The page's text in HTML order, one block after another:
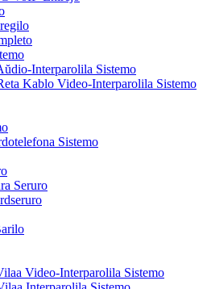
Interparolila Sistemo
Kablo Video-Interparolila Sistemo
Sistemo
Seruro
Video-Interparolila Sistemo